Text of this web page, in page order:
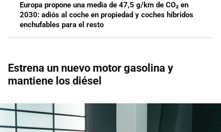
Europa propone una media de 47,5 g/km de CO₂ en
2030: adiós al coche en propiedad y coches híbridos
enchufables para el resto
Estrena un nuevo motor gasolina y
mantiene los diésel